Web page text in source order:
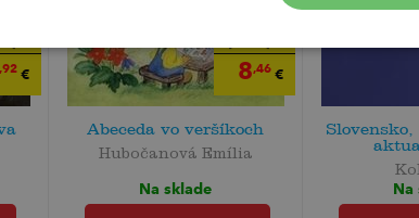
,92 € 8,46 €
Abeceda vo veršíkoch
Hubočanová Emília
Na sklade Na